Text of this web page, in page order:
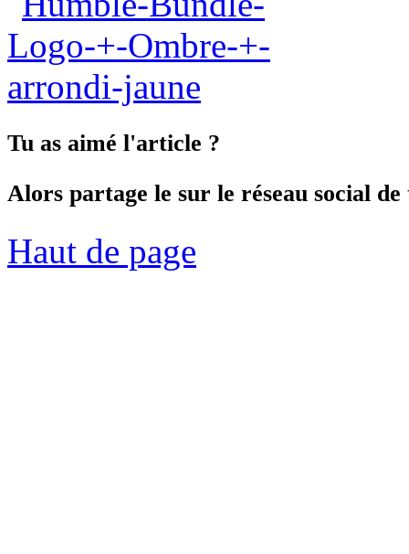
Tu as aimé l'article ?
Alors partage le sur le réseau social
Haut de page